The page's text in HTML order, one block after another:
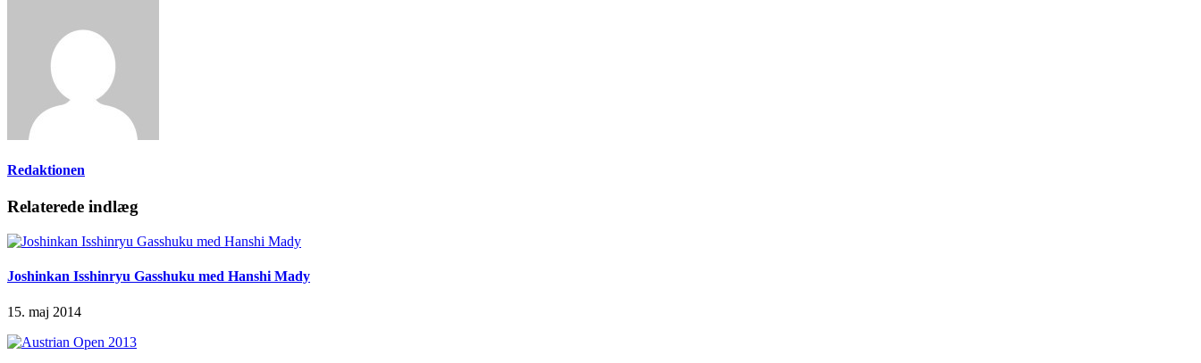
Redaktionen
Relaterede indlæg
Joshinkan Isshinryu Gasshuku med Hanshi Mady
15. maj 2014